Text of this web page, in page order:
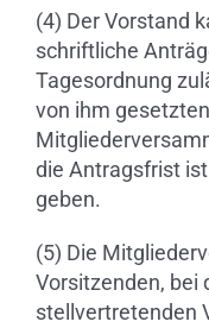
(4) Der Vorstand
schriftliche
Tagesordnung
von ihm
die Antragsfrist
geben.
(5) Die
Vorsitzenden, bei
stellvertretenden